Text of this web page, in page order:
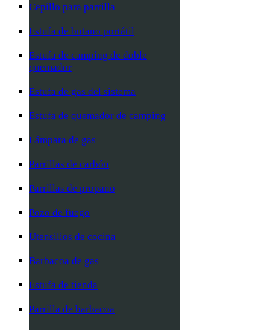
Cepillo para parrilla
Estufa de butano portátil
Estufa de camping de doble
quemador
Estufa de gas del sistema
Estufa de quemador de camping
Lámpara de gas
Parrillas de carbón
Parrillas de propano
Pozo de fuego
Utensilios de cocina
Barbacoa de gas
Estufa de tienda
Parrilla de barbacoa